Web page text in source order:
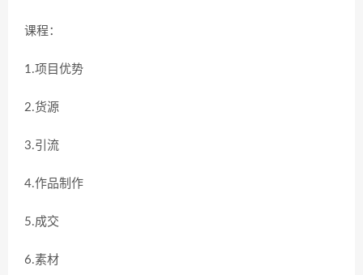
课程：
1.项目优势
2.货源
3.引流
4.作品制作
5.成交
6.素材